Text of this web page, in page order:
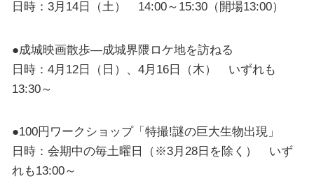
日時：3月14日（土） 14:00～15:30（開場13:00）
●成城映画散歩―成城界隈ロケ地を訪ねる
日時：4月12日（日）、4月16日（木） いずれも
13:30～
●100円ワークショップ「特撮!謎の巨大生物出現」
日時：会期中の毎土曜日（※3月28日を除く） いず
れも13:00～